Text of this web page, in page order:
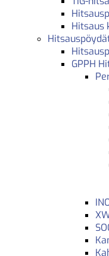
Hitsaus
GPPH